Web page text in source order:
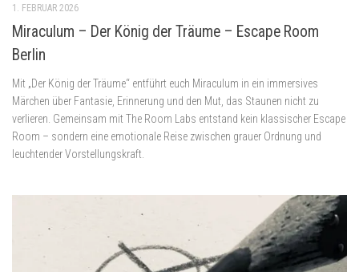
1. FEBRUAR 2026
Miraculum – Der König der Träume – Escape Room
Berlin
Mit „Der König der Träume“ entführt euch Miraculum in ein immersives
Märchen über Fantasie, Erinnerung und den Mut, das Staunen nicht zu
verlieren. Gemeinsam mit The Room Labs entstand kein klassischer Escape
Room – sondern eine emotionale Reise zwischen grauer Ordnung und
leuchtender Vorstellungskraft.